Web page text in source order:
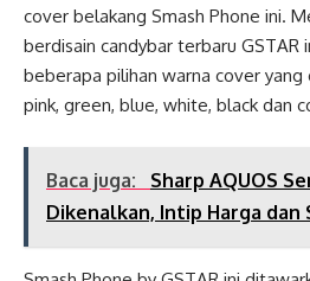
cover belakang Smash Phone ini.
berdisain candybar terbaru GSTAR
beberapa pilihan warna cover yang
pink, green, blue, white, black dan
Baca juga:
Sharp AQUOS
Dikenalkan, Intip Harga dan